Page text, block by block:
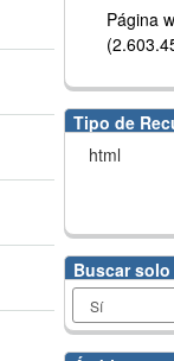
Página
Tipo de
html
Buscar